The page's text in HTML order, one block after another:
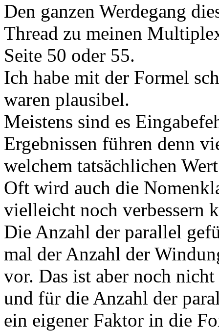
Den ganzen Werdegang
Thread zu meinen
Seite 50 oder 55.
Ich habe mit der Formel
waren plausibel.
Meistens sind es
Ergebnissen führen denn
welchem tatsächlichen
Oft wird auch die
vielleicht noch verbessern
Die Anzahl der parallel
mal der Anzahl der
vor. Das ist aber noch
und für die Anzahl der
ein eigener Faktor in die